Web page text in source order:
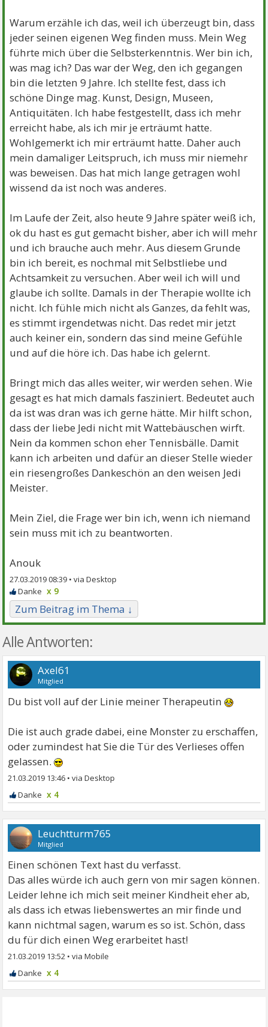
Warum erzähle ich das, weil ich überzeugt bin, dass
jeder seinen eigenen Weg finden muss. Mein Weg
führte mich über die Selbsterkenntnis. Wer bin ich,
was mag ich? Das war der Weg, den ich gegangen
bin die letzten 9 Jahre. Ich stellte fest, dass ich
schöne Dinge mag. Kunst, Design, Museen,
Antiquitäten. Ich habe festgestellt, dass ich mehr
erreicht habe, als ich mir je erträumt hatte.
Wohlgemerkt ich mir erträumt hatte. Daher auch
mein damaliger Leitspruch, ich muss mir niemehr
was beweisen. Das hat mich lange getragen wohl
wissend da ist noch was anderes.
Im Laufe der Zeit, also heute 9 Jahre später weiß ich,
ok du hast es gut gemacht bisher, aber ich will mehr
und ich brauche auch mehr. Aus diesem Grunde
bin ich bereit, es nochmal mit Selbstliebe und
Achtsamkeit zu versuchen. Aber weil ich will und
glaube ich sollte. Damals in der Therapie wollte ich
nicht. Ich fühle mich nicht als Ganzes, da fehlt was,
es stimmt irgendetwas nicht. Das redet mir jetzt
auch keiner ein, sondern das sind meine Gefühle
und auf die höre ich. Das habe ich gelernt.
Bringt mich das alles weiter, wir werden sehen. Wie
gesagt es hat mich damals fasziniert. Bedeutet auch
da ist was dran was ich gerne hätte. Mir hilft schon,
dass der liebe Jedi nicht mit Wattebäuschen wirft.
Nein da kommen schon eher Tennisbälle. Damit
kann ich arbeiten und dafür an dieser Stelle wieder
ein riesengroßes Dankeschön an den weisen Jedi
Meister.
Mein Ziel, die Frage wer bin ich, wenn ich niemand
sein muss mit ich zu beantworten.
Anouk
27.03.2019 08:39 •
x 9
Zum Beitrag im Thema ↓
Alle Antworten:
Axel61
Mitglied
Du bist voll auf der Linie meiner Therapeutin
Die ist auch grade dabei, eine Monster zu erschaffen,
oder zumindest hat Sie die Tür des Verlieses offen
gelassen.
21.03.2019 13:46 •
x 4
Leuchtturm765
Mitglied
Einen schönen Text hast du verfasst.
Das alles würde ich auch gern von mir sagen können.
Leider lehne ich mich seit meiner Kindheit eher ab,
als dass ich etwas liebenswertes an mir finde und
kann nichtmal sagen, warum es so ist. Schön, dass
du für dich einen Weg erarbeitet hast!
21.03.2019 13:52 •
x 4